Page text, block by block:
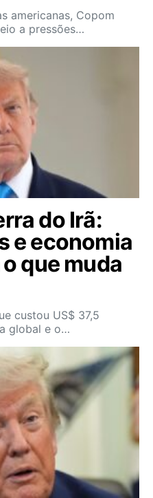
americanas, Copom
a pressões…
do Irã:
e economia
que muda
custou US$ 37,5
global e o…